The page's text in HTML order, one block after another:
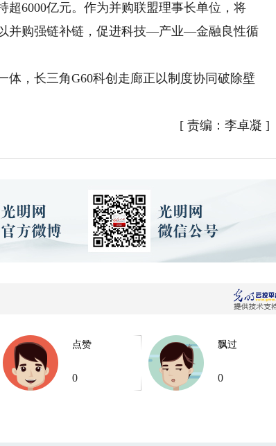
超6000亿元。作为并购联盟理事长单位，将
并购强链补链，促进科技—产业—金融良性循
，长三角G60科创走廊正以制度协同破除壁
[ 责编：李卓凝 ]
点赞
0
飘过
0